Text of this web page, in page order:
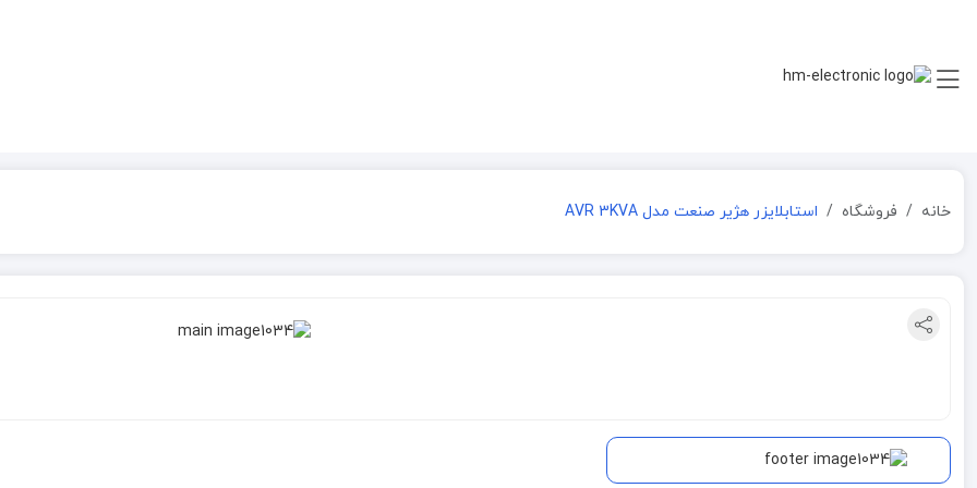
خانه فروشگاه استابلایزر هژیر صنعت مدل AVR 3KVA